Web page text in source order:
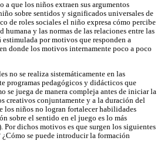
que los niños extraen sus argumentos
sobre sentidos y significados universales de
de roles sociales el niño expresa cómo percibe
y las normas de las relaciones entre las
por motivos que responden a
donde los motivos internamente poco a poco
no se realiza sistemáticamente en las
programas pedagógicos y didácticos que
se juega de manera compleja antes de iniciar la
creativos conjuntamente y a la duración del
los niños no logran fortalecer habilidades
sobre el sentido en el juego es lo más
dichos motivos es que surgen los siguientes
¿Cómo se puede introducir la formación